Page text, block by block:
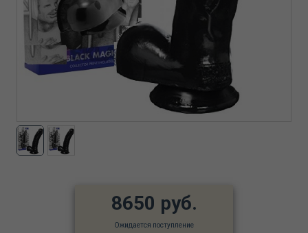
8650 руб.
Ожидается поступление